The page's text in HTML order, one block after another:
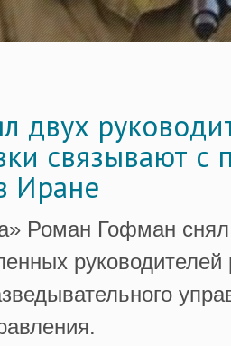
двух
связывают с
Иране
Роман Гофман снял